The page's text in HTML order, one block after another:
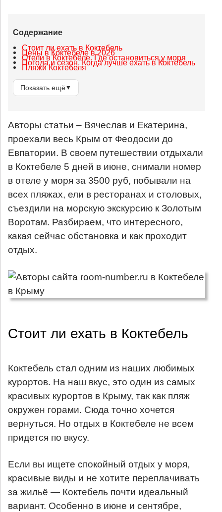
Содержание
Стоит ли ехать в Коктебель
Цены в Коктебеле в 2026
Отели в Коктебеле. Где остановиться у моря
Погода и сезон. Когда лучше ехать в Коктебель
Пляжи Коктебеля
Показать ещё▼
Авторы статьи – Вячеслав и Екатерина,
проехали весь Крым от Феодосии до
Евпатории. В своем путешествии отдыхали
в Коктебеле 5 дней в июне, снимали номер
в отеле у моря за 3500 руб, побывали на
всех пляжах, ели в ресторанах и столовых,
съездили на морскую экскурсию к Золотым
Воротам. Разбираем, что интересного,
какая сейчас обстановка и как проходит
отдых.
Стоит ли ехать в Коктебель
Коктебель стал одним из наших любимых
курортов. На наш вкус, это один из самых
красивых курортов в Крыму, так как пляж
окружен горами. Сюда точно хочется
вернуться. Но отдых в Коктебеле не всем
придется по вкусу.
Если вы ищете спокойный отдых у моря,
красивые виды и не хотите переплачивать
за жильё — Коктебель почти идеальный
вариант. Особенно в июне и сентябре,